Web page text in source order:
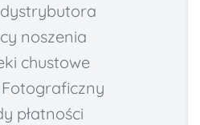
noszenia
chustowe
płatności